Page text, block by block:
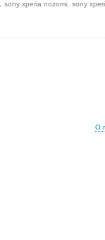
sony xperia nozomi
sony
О